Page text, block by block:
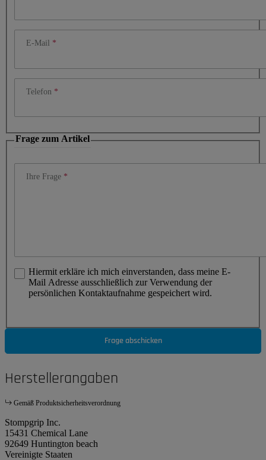
E-Mail
Telefon
Frage zum Artikel
Ihre Frage
Hiermit erkläre ich mich einverstanden, dass meine E-
Mail Adresse ausschließlich zur Verwendung der
persönlichen Kontaktaufnahme gespeichert wird.
Frage abschicken
Herstellerangaben
Gemäß Produktsicherheitsverordnung
Stompgrip Inc.
15431 Chemical Lane
92649 Huntington beach
Vereinigte Staaten